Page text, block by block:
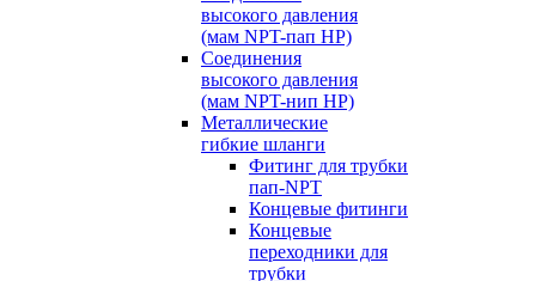
высокого давления
(мам NPT-пап HP)
Соединения
высокого давления
(мам NPT-нип HP)
Металлические
гибкие шланги
Фитинг для трубки
пап-NPT
Концевые фитинги
Концевые
переходники для
трубки